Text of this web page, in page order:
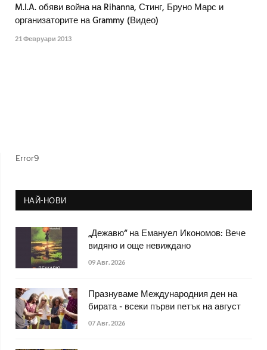
M.I.A. обяви война на Rihanna, Стинг, Бруно Марс и
организаторите на Grammy (Видео)
21 Февруари 2013
Error9
НАЙ-НОВИ
„Дежавю“ на Емануел Икономов: Вече
видяно и още невиждано
09 Авг. 2026
Празнуваме Международния ден на
бирата - всеки първи петък на август
07 Авг. 2026